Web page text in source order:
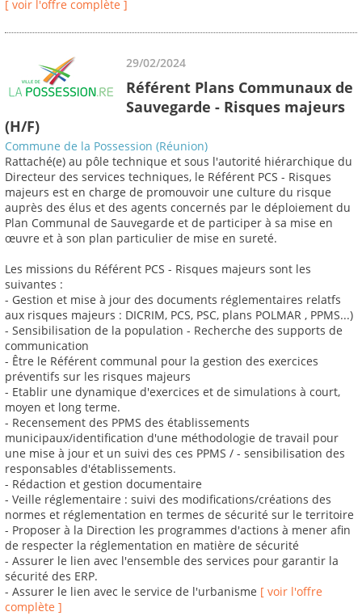
[ voir l'offre complète ]
29/02/2024
Référent Plans Communaux de
Sauvegarde - Risques majeurs
(H/F)
Commune de la Possession (Réunion)
Rattaché(e) au pôle technique et sous l'autorité hiérarchique du
Directeur des services techniques, le Référent PCS - Risques
majeurs est en charge de promouvoir une culture du risque
auprès des élus et des agents concernés par le déploiement du
Plan Communal de Sauvegarde et de participer à sa mise en
œuvre et à son plan particulier de mise en sureté.
Les missions du Référent PCS - Risques majeurs sont les
suivantes :
- Gestion et mise à jour des documents réglementaires relatfs
aux risques majeurs : DICRIM, PCS, PSC, plans POLMAR , PPMS...)
- Sensibilisation de la population - Recherche des supports de
communication
- Être le Référent communal pour la gestion des exercices
préventifs sur les risques majeurs
- Etablir une dynamique d'exercices et de simulations à court,
moyen et long terme.
- Recensement des PPMS des établissements
municipaux/identification d'une méthodologie de travail pour
une mise à jour et un suivi des ces PPMS / - sensibilisation des
responsables d'établissements.
- Rédaction et gestion documentaire
- Veille réglementaire : suivi des modifications/créations des
normes et réglementation en termes de sécurité sur le territoire
- Proposer à la Direction les programmes d'actions à mener afin
de respecter la réglementation en matière de sécurité
- Assurer le lien avec l'ensemble des services pour garantir la
sécurité des ERP.
- Assurer le lien avec le service de l'urbanisme [ voir l'offre
complète ]